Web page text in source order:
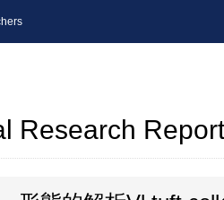
Research Report